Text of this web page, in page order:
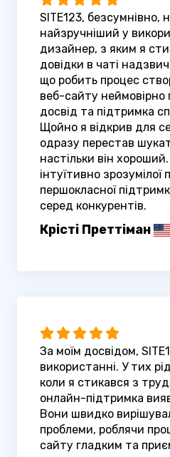
SITE123, безсумнівно,
найзручніший у
дизайнер, з яким я
довідки в чаті
що робить процес
веб-сайту неймовірно
досвід та підтримка
Щойно я відкрив для
одразу перестав
настільки він
інтуїтивно
першокласної
серед конкурентів.
Крісті Преттіман
За моїм досвідом,
використанні. У тих
коли я стикався з
онлайн-підтримка
Вони швидко
проблеми, роблячи
сайту гладким та